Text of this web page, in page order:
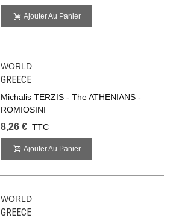
Ajouter Au Panier
WORLD
GREECE
Michalis TERZIS - The ATHENIANS -
ROMIOSINI
8,26 € TTC
Ajouter Au Panier
WORLD
GREECE